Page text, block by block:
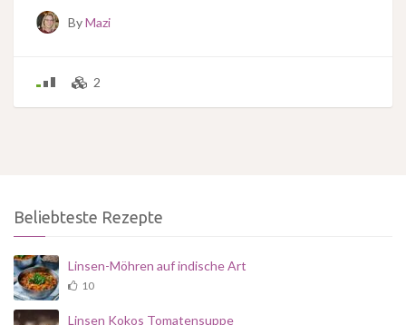
ByMazi
2
Beliebteste Rezepte
Linsen-Möhren auf indische Art
10
Linsen Kokos Tomatensuppe